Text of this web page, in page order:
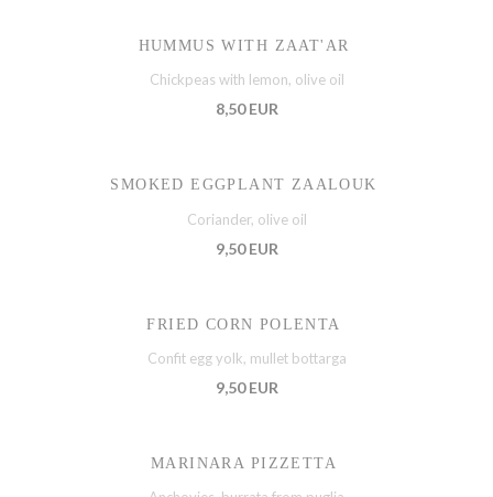
HUMMUS WITH ZAAT'AR
Chickpeas with lemon, olive oil
8,50 EUR
SMOKED EGGPLANT ZAALOUK
Coriander, olive oil
9,50 EUR
FRIED CORN POLENTA
Confit egg yolk, mullet bottarga
9,50 EUR
MARINARA PIZZETTA